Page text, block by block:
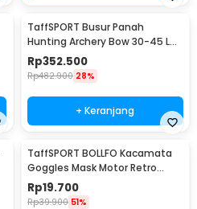
TaffSPORT Busur Panah
Hunting Archery Bow 30-45 LB
- SA
Rp352.500
Rp482.900 28%
+ Keranjang
TaffSPORT BOLLFO Kacamata
Goggles Mask Motor Retro
Windproof - MT-04
Rp19.700
Rp39.900 51%